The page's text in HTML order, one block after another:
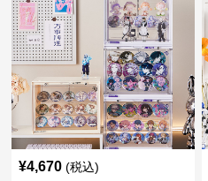
¥4,670 (税込)